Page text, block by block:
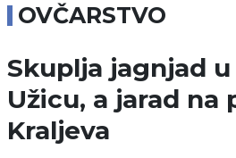
OVČARSTVO
Skuplja jagnjad u
Užicu, a jarad na
Kraljeva